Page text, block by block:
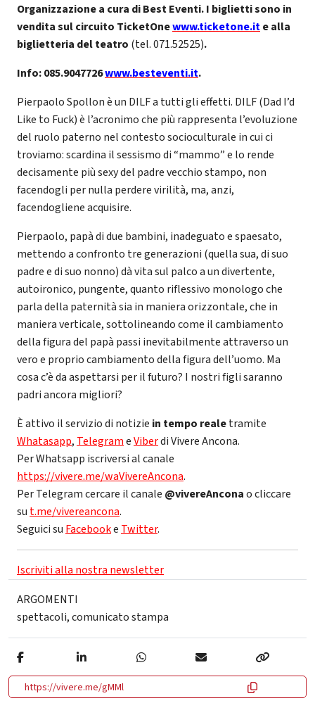
Organizzazione a cura di Best Eventi. I biglietti sono in
vendita sul circuito TicketOnewww.ticketone.ite alla
biglietteria del teatro (tel. 071.52525).
Info: 085.9047726www.besteventi.it.
Pierpaolo Spollon è un DILF a tutti gli effetti. DILF (Dad I’d
Like to Fuck) è l’acronimo che più rappresenta l’evoluzione
del ruolo paterno nel contesto socioculturale in cui ci
troviamo: scardina il sessismo di “mammo” e lo rende
decisamente più sexy del padre vecchio stampo, non
facendogli per nulla perdere virilità, ma, anzi,
facendogliene acquisire.
Pierpaolo, papà di due bambini, inadeguato e spaesato,
mettendo a confronto tre generazioni (quella sua, di suo
padre e di suo nonno) dà vita sul palco a un divertente,
autoironico, pungente, quanto riflessivo monologo che
parla della paternità sia in maniera orizzontale, che in
maniera verticale, sottolineando come il cambiamento
della figura del papà passi inevitabilmente attraverso un
vero e proprio cambiamento della figura dell’uomo. Ma
cosa c’è da aspettarsi per il futuro? I nostri figli saranno
padri ancora migliori?
È attivo il servizio di notizie in tempo realetramite
Whatasapp, TelegrameViberdi Vivere Ancona.
Per Whatsapp iscriversi al canale
https://vivere.me/waVivereAncona.
Per Telegram cercare il canale @vivereAnconao cliccare
su t.me/vivereancona.
Seguici su Facebooke Twitter.
Iscriviti alla nostra newsletter
ARGOMENTI
spettacoli,comunicato stampa
https://vivere.me/gMMl